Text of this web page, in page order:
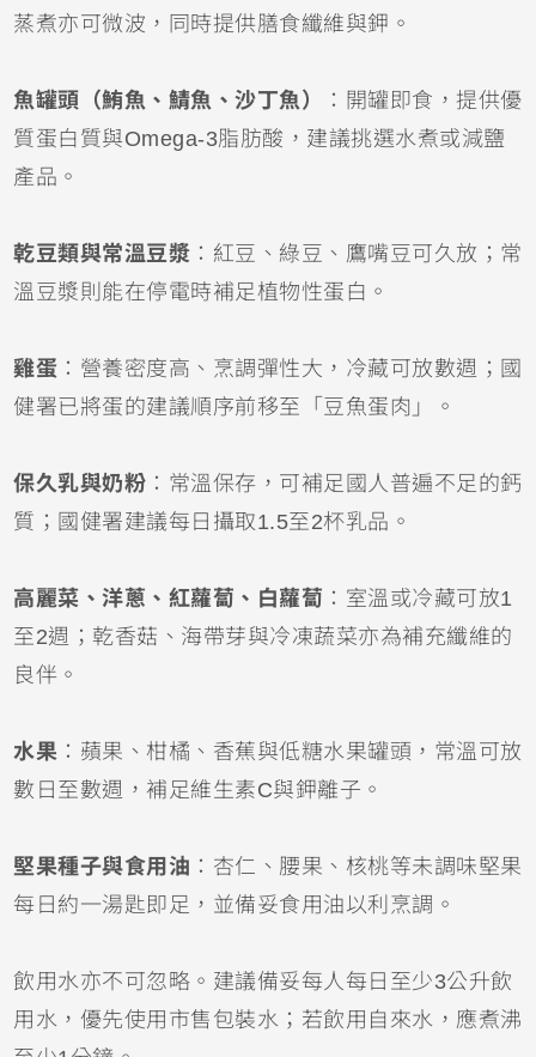
蒸煮亦可微波，同時提供膳食纖維與鉀。
魚罐頭（鮪魚、鯖魚、沙丁魚）
：開罐即食，提供優
質蛋白質與Omega-3脂肪酸，建議挑選水煮或減鹽
產品。
乾豆類與常溫豆漿 ：紅豆、綠豆、鷹嘴豆可久放；常
溫豆漿則能在停電時補足植物性蛋白。
雞蛋 ：營養密度高、烹調彈性大，冷藏可放數週；國
健署已將蛋的建議順序前移至「豆魚蛋肉」。
保久乳與奶粉 ：常溫保存，可補足國人普遍不足的鈣
質；國健署建議每日攝取1.5至2杯乳品。
高麗菜、洋蔥、紅蘿蔔、白蘿蔔 ：室溫或冷藏可放1
至2週；乾香菇、海帶芽與冷凍蔬菜亦為補充纖維的
良伴。
水果 ：蘋果、柑橘、香蕉與低糖水果罐頭，常溫可放
數日至數週，補足維生素C與鉀離子。
堅果種子與食用油 ：杏仁、腰果、核桃等未調味堅果
每日約一湯匙即足，並備妥食用油以利烹調。
飲用水亦不可忽略。建議備妥每人每日至少3公升飲
用水，優先使用市售包裝水；若飲用自來水，應煮沸